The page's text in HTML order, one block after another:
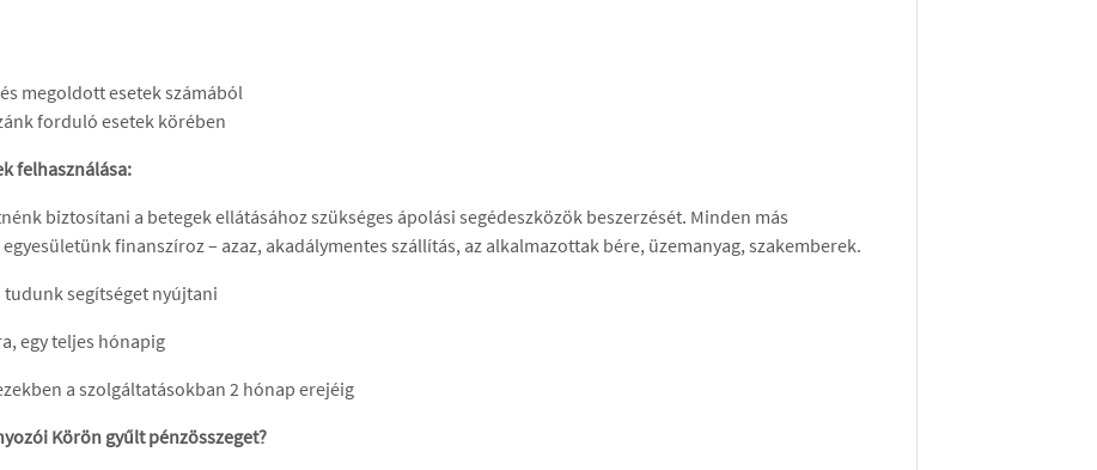
megoldott esetek számából
forduló esetek körében
felhasználása:
biztosítani a betegek ellátásához szükséges ápolási segédeszközök beszerzését. Minden más
finanszíroz – azaz, akadálymentes szállítás, az alkalmazottak bére, üzemanyag, szakemberek.
tudunk segítséget nyújtani
egy teljes hónapig
a szolgáltatásokban 2 hónap erejéig
Körön gyűlt pénzösszeget?